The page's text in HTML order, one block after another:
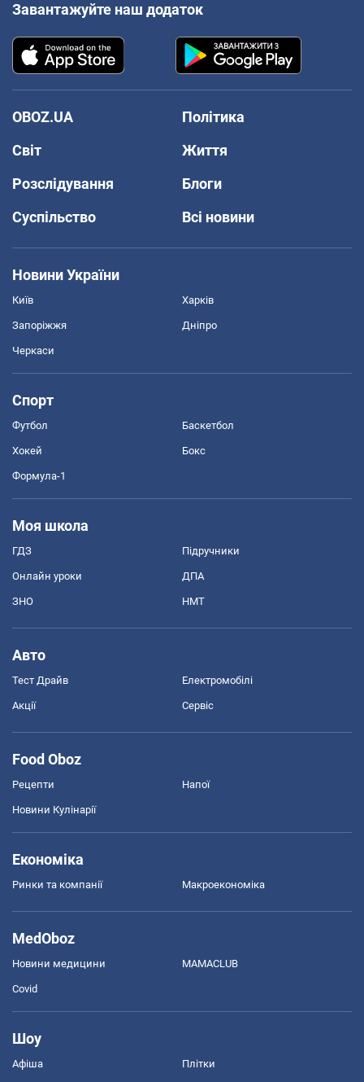
Завантажуйте наш додаток
OBOZ.UA
Політика
Світ
Життя
Розслідування
Блоги
Суспільство
Всі новини
Новини України
Київ Харків
Запоріжжя Дніпро
Черкаси
Спорт
Футбол Баскетбол
Хокей Бокс
Формула-1
Моя школа
ГДЗ Підручники
Онлайн уроки ДПА
ЗНО НМТ
Авто
Тест Драйв Електромобілі
Акції Сервіс
Food Oboz
Рецепти Напої
Новини Кулінарії
Економіка
Ринки та компанії Макроекономіка
MedOboz
Новини медицини MAMACLUB
Covid
Шоу
Афіша Плітки